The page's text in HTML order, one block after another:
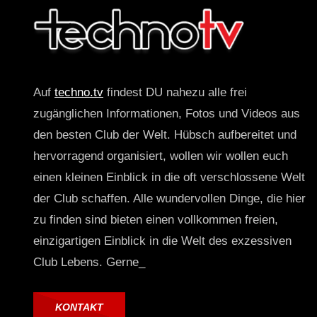
Auf techno.tv findest DU nahezu alle frei
zugänglichen Informationen, Fotos und Videos aus
den besten Club der Welt. Hübsch aufbereitet und
hervorragend organisiert, wollen wir wollen euch
einen kleinen Einblick in die oft verschlossene Welt
der Club schaffen. Alle wundervollen Dinge, die hier
zu finden sind bieten einen vollkommen freien,
einzigartigen Einblick in die Welt des exzessiven
Club Lebens. Gerne_
KONTAKT